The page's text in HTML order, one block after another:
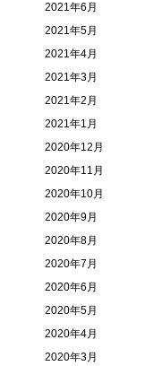
2021年6月
2021年5月
2021年4月
2021年3月
2021年2月
2021年1月
2020年12月
2020年11月
2020年10月
2020年9月
2020年8月
2020年7月
2020年6月
2020年5月
2020年4月
2020年3月